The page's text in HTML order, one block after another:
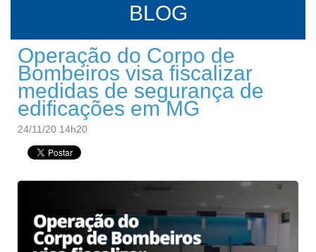
BLOG
Operação do Corpo de
Bombeiros visa fiscalizar
medidas de segurança de
edificações em MG
24/11/20 14h20